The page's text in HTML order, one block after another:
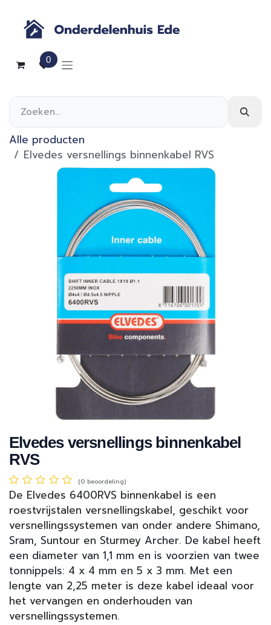
0
Alle producten
Elvedes versnellings binnenkabel RVS
Elvedes versnellings binnenkabel
RVS
(0 beoordeling)
De Elvedes 6400RVS binnenkabel is een
roestvrijstalen versnellingskabel, geschikt voor
versnellingssystemen van onder andere Shimano,
Sram, Suntour en Sturmey Archer. De kabel heeft
een diameter van 1,1 mm en is voorzien van twee
tonnippels: 4 x 4 mm en 5 x 3 mm. Met een
lengte van 2,25 meter is deze kabel ideaal voor
het vervangen en onderhouden van
versnellingssystemen.